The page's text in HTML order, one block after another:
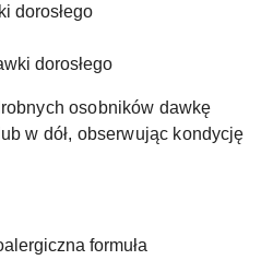
dorosłego
dorosłego
osobników dawkę
w dół, obserwując kondycję
formuła